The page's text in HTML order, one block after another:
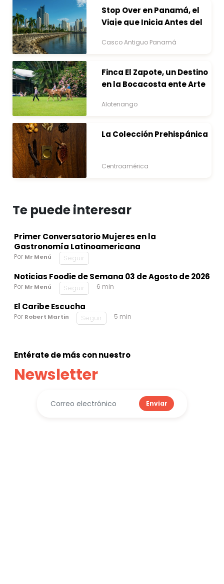
Stop Over en Panamá, el
Viaje que Inicia Antes del
Casco Antiguo Panamá
Finca El Zapote, un Destino
en la Bocacosta ente Arte
Alotenango
La Colección Prehispánica
Centroamérica
Te puede interesar
Primer Conversatorio Mujeres en la
Gastronomía Latinoamericana
Por Mr Menú Seguir
Noticias Foodie de Semana 03 de Agosto de 2026
Por Mr Menú Seguir 6 min
El Caribe Escucha
Por Robert Martin Seguir 5 min
Entérate de más con nuestro
Newsletter
Enviar